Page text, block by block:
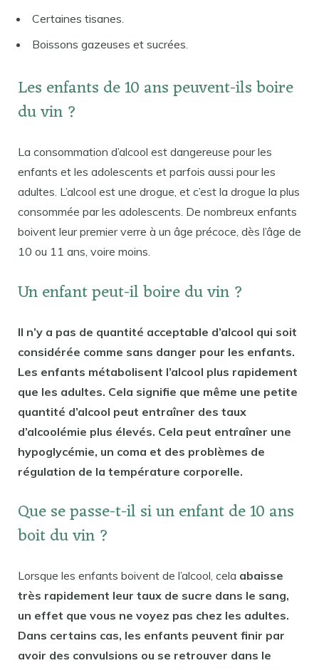
Certaines tisanes.
Boissons gazeuses et sucrées.
Les enfants de 10 ans peuvent-ils boire
du vin ?
La consommation d’alcool est dangereuse pour les
enfants et les adolescents et parfois aussi pour les
adultes. L’alcool est une drogue, et c’est la drogue la plus
consommée par les adolescents. De nombreux enfants
boivent leur premier verre à un âge précoce, dès l’âge de
10 ou 11 ans, voire moins.
Un enfant peut-il boire du vin ?
Il n’y a pas de quantité acceptable d’alcool qui soit
considérée comme sans danger pour les enfants.
Les enfants métabolisent l’alcool plus rapidement
que les adultes. Cela signifie que même une petite
quantité d’alcool peut entraîner des taux
d’alcoolémie plus élevés. Cela peut entraîner une
hypoglycémie, un coma et des problèmes de
régulation de la température corporelle.
Que se passe-t-il si un enfant de 10 ans
boit du vin ?
Lorsque les enfants boivent de l’alcool, cela abaisse
très rapidement leur taux de sucre dans le sang,
un effet que vous ne voyez pas chez les adultes.
Dans certains cas, les enfants peuvent finir par
avoir des convulsions ou se retrouver dans le